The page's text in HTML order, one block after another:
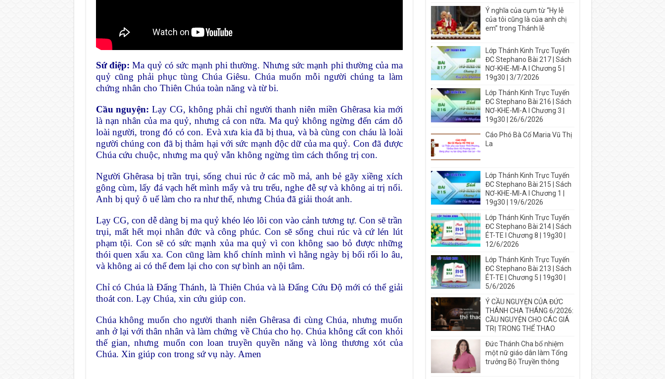
Sứ điệp: Ma quỷ có sức mạnh phi thường. Nhưng sức mạnh phi thường của ma
quỷ cũng phải phục tùng Chúa Giêsu. Chúa muốn mỗi người chúng ta làm
chứng nhân cho Thiên Chúa toàn năng và từ bi.
Cầu nguyện: Lạy CG, không phải chỉ người thanh niên miền Ghêrasa kia mới
là nạn nhân của ma quỷ, nhưng cả con nữa. Ma quỷ không ngừng đến cám dỗ
loài người, trong đó có con. Evà xưa kia đã bị thua, và bà cùng con cháu là loài
người chúng con đã bị thảm hại với sức mạnh độc dữ của ma quỷ. Con đã được
Chúa cứu chuộc, nhưng ma quỷ vẫn không ngừng tìm cách thống trị con.
Người Ghêrasa bị trần trụi, sống chui rúc ở các mồ mả, anh bẻ gãy xiềng xích
gông cùm, lấy đá vạch hết mình mẩy và tru trếu, nghe đễ sự và không ai trị nổi.
Anh bị quỷ ô uế làm cho ra như thế, nhưng Chúa đã giải thoát anh.
Lạy CG, con dễ dàng bị ma quỷ khéo léo lôi con vào cảnh tương tự. Con sẽ trần
trụi, mất hết mọi nhân đức và công phúc. Con sẽ sống chui rúc và cứ lén lút
phạm tội. Con sẽ có sức mạnh xủa ma quỷ vì con không sao bỏ được những
thói quen xấu xa. Con cũng làm khổ chính mình vì hằng ngày bị bối rối lo âu,
và không ai có thể đem lại cho con sự bình an nội tâm.
Chỉ có Chúa là Đấng Thánh, là Thiên Chúa và là Đấng Cứu Độ mới có thể giải
thoát con. Lạy Chúa, xin cứu giúp con.
Chúa không muốn cho người thanh niên Ghêrasa đi cùng Chúa, nhưng muốn
anh ở lại với thân nhân và làm chứng về Chúa cho họ. Chúa không cất con khỏi
thế gian, nhưng muốn con loan truyền quyền năng và lòng thương xót của
Chúa. Xin giúp con trong sứ vụ này. Amen
Ý nghĩa của cụm từ “Hy lễ
của tôi cũng là của anh chị
em” trong Thánh lễ
Lớp Thánh Kinh Trực Tuyến
ĐC Stephano Bài 217 | Sách
NƠ-KHE-MI-A I Chương 5 |
19g30 | 3/7/2026
Lớp Thánh Kinh Trực Tuyến
ĐC Stephano Bài 216 | Sách
NƠ-KHE-MI-A I Chương 3 |
19g30 | 26/6/2026
Cáo Phó Bà Cố Maria Vũ Thị
La
Lớp Thánh Kinh Trực Tuyến
ĐC Stephano Bài 215 | Sách
NƠ-KHE-MI-A I Chương 1 |
19g30 | 19/6/2026
Lớp Thánh Kinh Trực Tuyến
ĐC Stephano Bài 214 | Sách
ÉT-TE I Chương 8 | 19g30 |
12/6/2026
Lớp Thánh Kinh Trực Tuyến
ĐC Stephano Bài 213 | Sách
ÉT-TE | Chương 5 | 19g30 |
5/6/2026
Ý CẦU NGUYỆN CỦA ĐỨC
THÁNH CHA THÁNG 6/2026:
CẦU NGUYỆN CHO CÁC GIÁ
TRỊ TRONG THỂ THAO
Đức Thánh Cha bổ nhiệm
một nữ giáo dân làm Tổng
trưởng Bộ Truyền thông